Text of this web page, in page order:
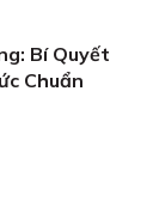
Bí Quyết
Chuẩn